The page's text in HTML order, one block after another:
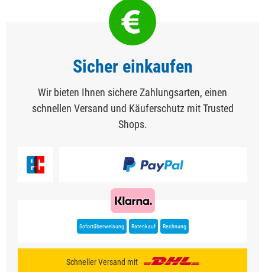
Sicher einkaufen
Wir bieten Ihnen sichere Zahlungsarten, einen
schnellen Versand und Käuferschutz mit Trusted
Shops.
Sofortüberweisung Ratenkauf Rechnung
Schneller Versand mit